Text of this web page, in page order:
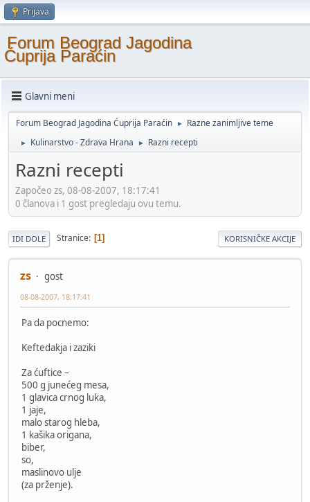
Prijava
Forum Beograd Jagodina
Ćuprija Paraćin
Glavni meni
Forum Beograd Jagodina Ćuprija Paraćin ► Razne zanimljive teme
► Kulinarstvo - Zdrava Hrana ► Razni recepti
Razni recepti
Započeo zs, 08-08-2007, 18:17:41
0 članova i 1 gost pregledaju ovu temu.
IDI DOLE Stranice 1 KORISNIČKE AKCIJE
zs gost
08-08-2007, 18:17:41
Pa da pocnemo:
Keftedakja i zaziki
Za ćuftice –
500 g junećeg mesa,
1 glavica crnog luka,
1 jaje,
malo starog hleba,
1 kašika origana,
biber,
so,
maslinovo ulje
(za prženje).